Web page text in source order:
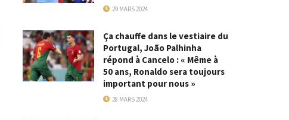
29 MARS 2024
Ça chauffe dans le vestiaire du
Portugal, João Palhinha
répond à Cancelo : « Même à
50 ans, Ronaldo sera toujours
important pour nous »
28 MARS 2024